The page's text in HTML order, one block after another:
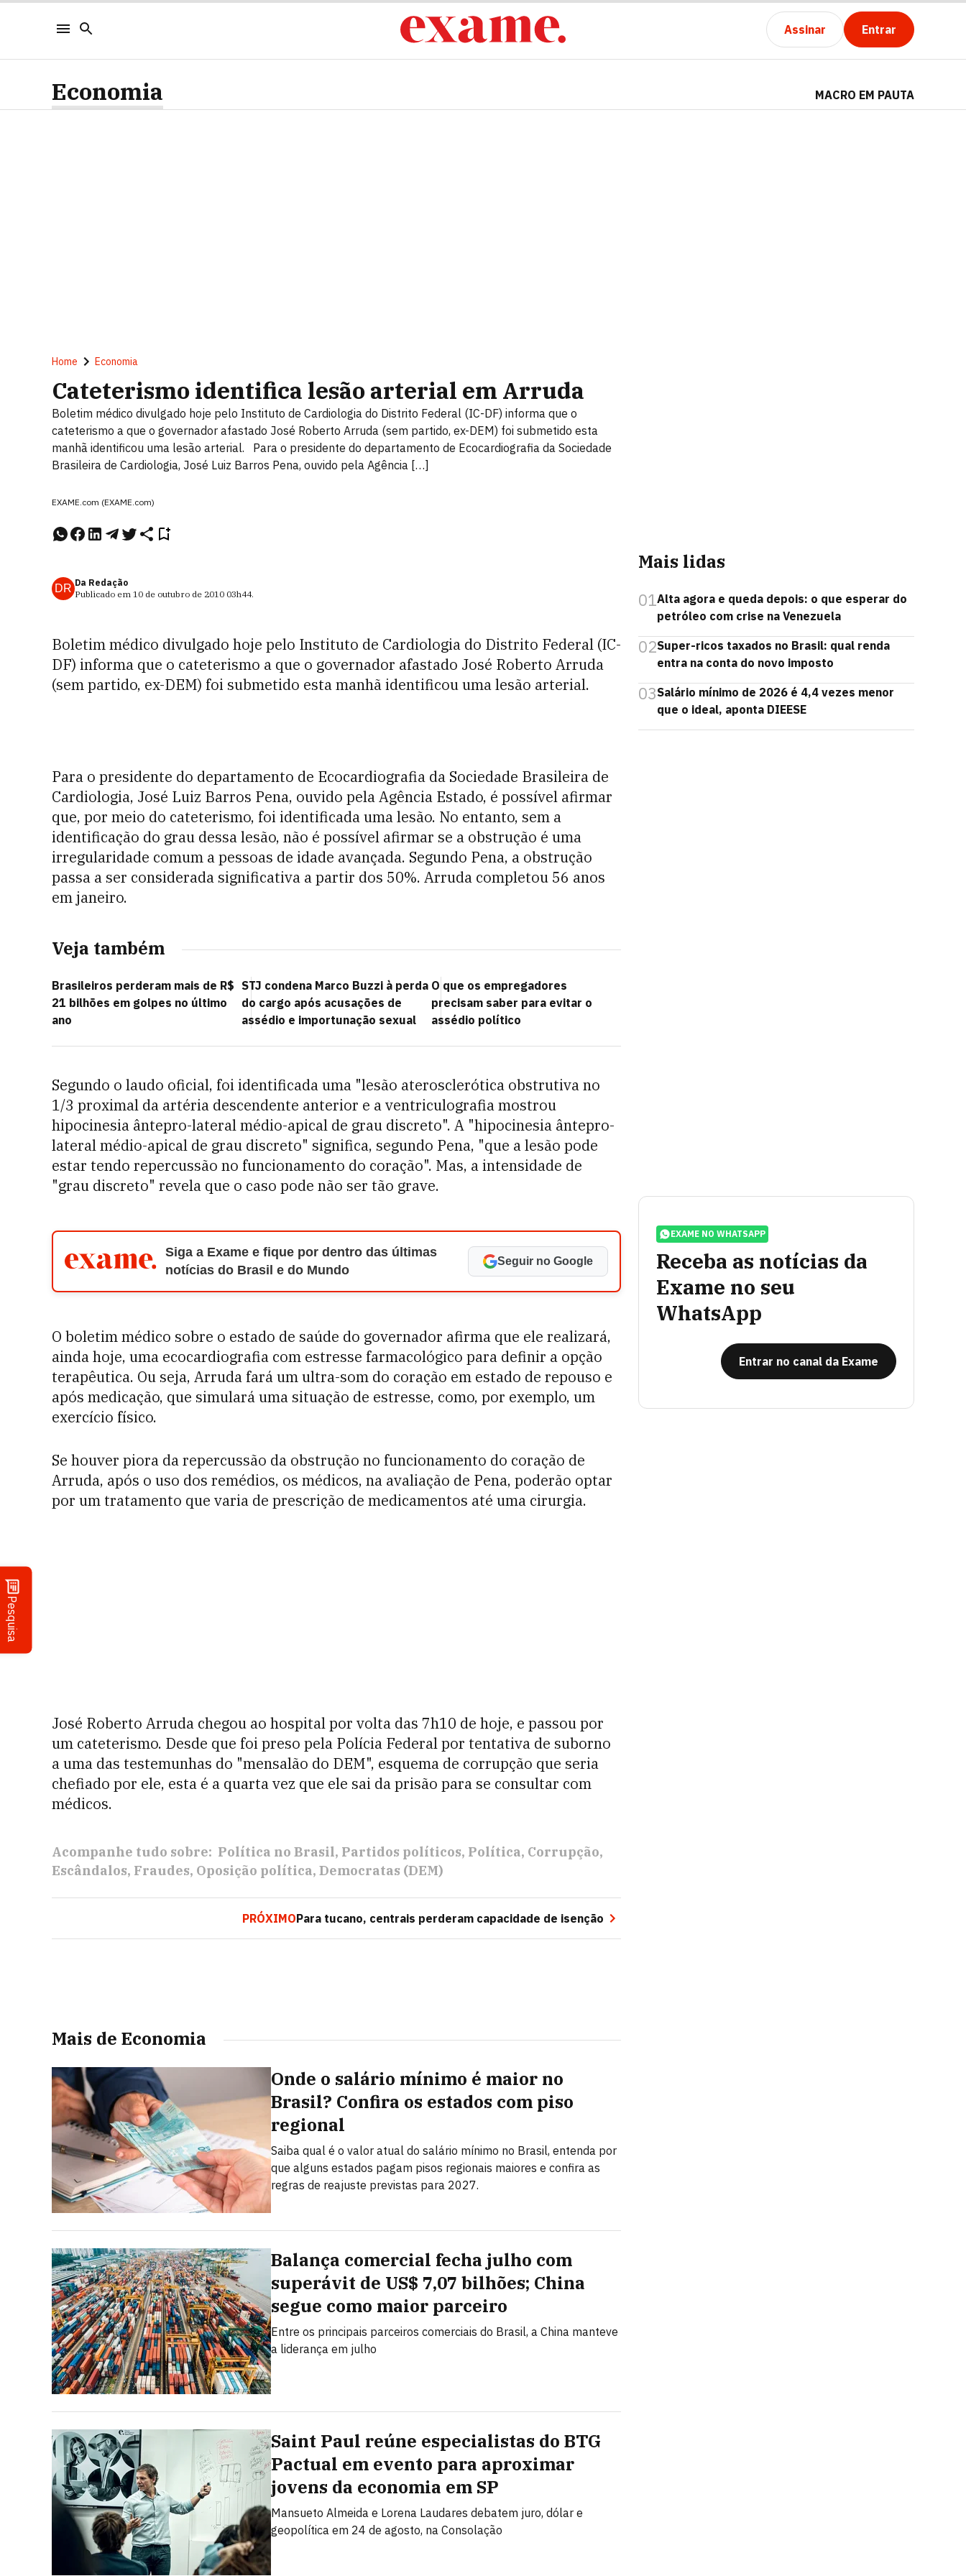
Assinar Entrar
Pesquisa
Economia MACRO EM PAUTA
Home Economia
Cateterismo identifica lesão arterial em Arruda
Boletim médico divulgado hoje pelo Instituto de Cardiologia do Distrito Federal (IC-DF) informa que o
cateterismo a que o governador afastado José Roberto Arruda (sem partido, ex-DEM) foi submetido esta
manhã identificou uma lesão arterial. Para o presidente do departamento de Ecocardiografia da Sociedade
Brasileira de Cardiologia, José Luiz Barros Pena, ouvido pela Agência […]
EXAME.com (EXAME.com)
DR Da Redação
Publicado em 10 de outubro de 2010 03h44.
Boletim médico divulgado hoje pelo Instituto de Cardiologia do Distrito Federal (IC-
DF) informa que o cateterismo a que o governador afastado José Roberto Arruda
(sem partido, ex-DEM) foi submetido esta manhã identificou uma lesão arterial.
Para o presidente do departamento de Ecocardiografia da Sociedade Brasileira de
Cardiologia, José Luiz Barros Pena, ouvido pela Agência Estado, é possível afirmar
que, por meio do cateterismo, foi identificada uma lesão. No entanto, sem a
identificação do grau dessa lesão, não é possível afirmar se a obstrução é uma
irregularidade comum a pessoas de idade avançada. Segundo Pena, a obstrução
passa a ser considerada significativa a partir dos 50%. Arruda completou 56 anos
em janeiro.
Veja também
Brasileiros perderam mais de R$
21 bilhões em golpes no último
ano
STJ condena Marco Buzzi à perda
do cargo após acusações de
assédio e importunação sexual
O que os empregadores
precisam saber para evitar o
assédio político
Segundo o laudo oficial, foi identificada uma "lesão aterosclerótica obstrutiva no
1/3 proximal da artéria descendente anterior e a ventriculografia mostrou
hipocinesia ântepro-lateral médio-apical de grau discreto". A "hipocinesia ântepro-
lateral médio-apical de grau discreto" significa, segundo Pena, "que a lesão pode
estar tendo repercussão no funcionamento do coração". Mas, a intensidade de
"grau discreto" revela que o caso pode não ser tão grave.
Siga a Exame e fique por dentro das últimas
notícias do Brasil e do Mundo
Seguir no Google
O boletim médico sobre o estado de saúde do governador afirma que ele realizará,
ainda hoje, uma ecocardiografia com estresse farmacológico para definir a opção
terapêutica. Ou seja, Arruda fará um ultra-som do coração em estado de repouso e
após medicação, que simulará uma situação de estresse, como, por exemplo, um
exercício físico.
Se houver piora da repercussão da obstrução no funcionamento do coração de
Arruda, após o uso dos remédios, os médicos, na avaliação de Pena, poderão optar
por um tratamento que varia de prescrição de medicamentos até uma cirurgia.
José Roberto Arruda chegou ao hospital por volta das 7h10 de hoje, e passou por
um cateterismo. Desde que foi preso pela Polícia Federal por tentativa de suborno
a uma das testemunhas do "mensalão do DEM", esquema de corrupção que seria
chefiado por ele, esta é a quarta vez que ele sai da prisão para se consultar com
médicos.
Acompanhe tudo sobre: Política no Brasil Partidos políticos Política Corrupção
Escândalos Fraudes Oposição política Democratas (DEM)
PRÓXIMOPara tucano, centrais perderam capacidade de isenção
Mais de Economia
Onde o salário mínimo é maior no
Brasil? Confira os estados com piso
regional
Saiba qual é o valor atual do salário mínimo no Brasil, entenda por
que alguns estados pagam pisos regionais maiores e confira as
regras de reajuste previstas para 2027.
Balança comercial fecha julho com
superávit de US$ 7,07 bilhões; China
segue como maior parceiro
Entre os principais parceiros comerciais do Brasil, a China manteve
a liderança em julho
Saint Paul reúne especialistas do BTG
Pactual em evento para aproximar
jovens da economia em SP
Mansueto Almeida e Lorena Laudares debatem juro, dólar e
geopolítica em 24 de agosto, na Consolação
Mais lidas
01Alta agora e queda depois: o que esperar do
petróleo com crise na Venezuela
02Super-ricos taxados no Brasil: qual renda
entra na conta do novo imposto
03Salário mínimo de 2026 é 4,4 vezes menor
que o ideal, aponta DIEESE
EXAME NO WHATSAPP
Receba as notícias da
Exame no seu
WhatsApp
Entrar no canal da Exame